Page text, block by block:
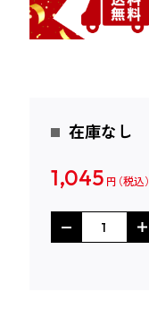
在庫なし
1,045 円